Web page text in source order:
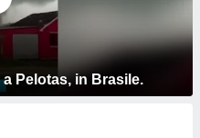
Pelotas, in Brasile.